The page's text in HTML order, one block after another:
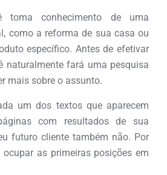
toma conhecimento de uma
como a reforma de sua casa ou
específico. Antes de efetivar
naturalmente fará uma pesquisa
mais sobre o assunto.
um dos textos que aparecem
com resultados de sua
futuro cliente também não. Por
as primeiras posições em